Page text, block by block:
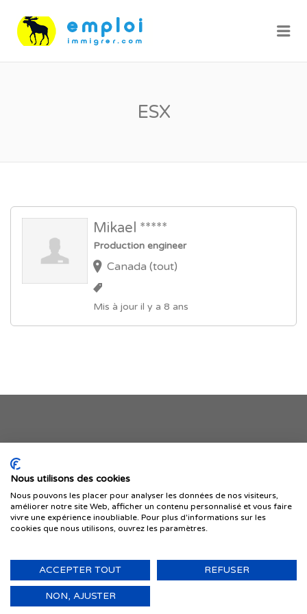
ESX
Mikael *****
Production engineer
Canada (tout)
Mis à jour il y a 8 ans
Je publie mon offre
© 1999-2026 IMMIGRER.COM INC. — TOUS DROITS RÉSERVÉS
Nous utilisons des cookies
Nous pouvons les placer pour analyser les données de nos visiteurs,
améliorer notre site Web, afficher un contenu personnalisé et vous faire
vivre une expérience inoubliable. Pour plus d'informations sur les
cookies que nous utilisons, ouvrez les paramètres.
ACCEPTER TOUT REFUSER
NON, AJUSTER